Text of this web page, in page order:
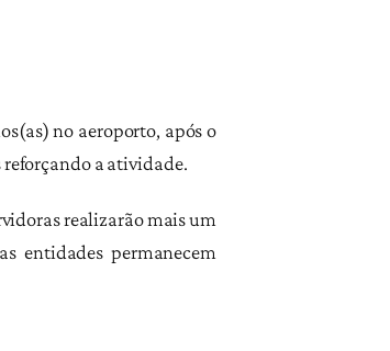
no aeroporto, após o
a atividade.
realizarão mais um
entidades permanecem